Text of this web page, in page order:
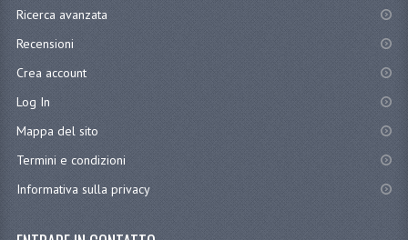
Ricerca avanzata
Recensioni
Crea account
Log In
Mappa del sito
Termini e condizioni
Informativa sulla privacy